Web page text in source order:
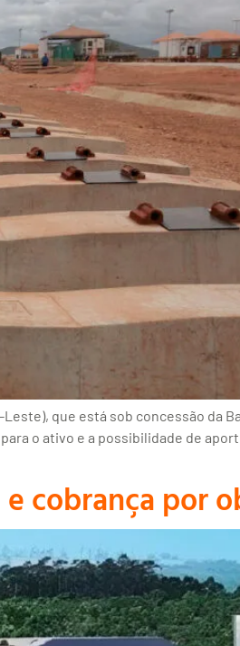
que está sob concessão da
o ativo e a possibilidade de
cobrança por